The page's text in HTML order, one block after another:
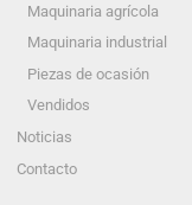
Maquinaria agrícola
Maquinaria industrial
Piezas de ocasión
Vendidos
Noticias
Contacto